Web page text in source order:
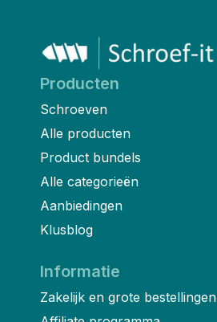
Producten
Schroeven
Alle producten
Product bundels
Alle categorieën
Aanbiedingen
Klusblog
Informatie
Zakelijk en grote bestellingen